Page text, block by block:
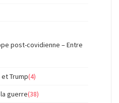
post-covidienne – Entre
Trump(4)
guerre(38)